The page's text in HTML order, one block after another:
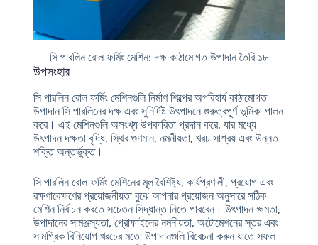
সি পারলিন রোল ফর্মিং মেশিন: দক্ষ কাঠামোগত উপাদান তৈরি ১৮
উপসংহার
সি পারলিন রোল ফর্মিং মেশিনগুলি নির্মাণ শিল্পের অপরিহার্য কাঠামোগত
উপাদান সি পারলিনের দক্ষ এবং সুনির্দিষ্ট উৎপাদনে গুরুত্বপূর্ণ ভূমিকা পালন
করে। এই মেশিনগুলি অসংখ্য উপকারিতা প্রদান করে, যার মধ্যে
উৎপাদন দক্ষতা বৃদ্ধি, স্থির গুণমান, নমনীয়তা, খরচ সাশ্রয় এবং উন্নত
শক্তি অন্তর্ভুক্ত।
সি পারলিন রোল ফর্মিং মেশিনের মূল বৈশিষ্ট্য, কার্যপ্রণালী, প্রয়োগ এবং
রক্ষণাবেক্ষণের প্রয়োজনীয়তা বুঝে আপনার প্রয়োজন অনুসারে সঠিক
মেশিন নির্বাচন করতে সচেতন সিদ্ধান্ত নিতে পারবেন। উৎপাদন ক্ষমতা,
উপাদানের সামঞ্জস্যতা, প্রোফাইলের নমনীয়তা, অটোমেশনের স্তর এবং
সামগ্রিক বিনিয়োগ খরচের মতো উপাদানগুলি বিবেচনা করুন যাতে সফল